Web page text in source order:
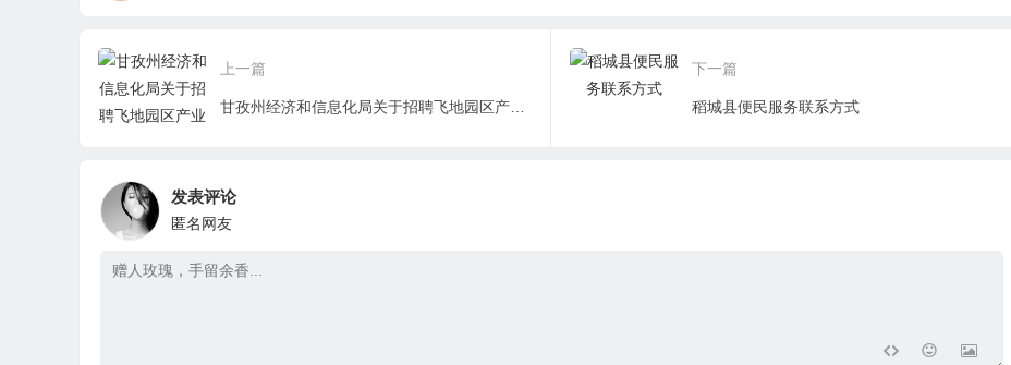
上一篇 下一篇
稻城县便民服务联系方式
发表评论
匿名网友